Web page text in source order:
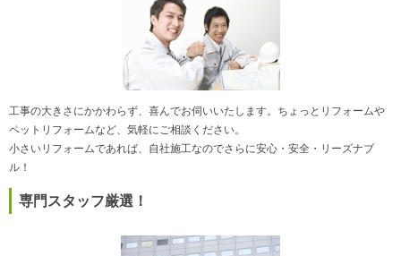
工事の大きさにかかわらず、喜んでお伺いいたします。ちょっとリフォームや
ペットリフォームなど、気軽にご相談ください。
小さいリフォームであれば、自社施工なのでさらに安心・安全・リーズナブ
ル！
専門スタッフ厳選！